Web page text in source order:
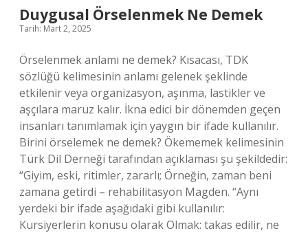
Duygusal Örselenmek Ne Demek
Tarih: Mart 2, 2025
Örselenmek anlamı ne demek? Kısacası, TDK
sözlüğü kelimesinin anlamı gelenek şeklinde
etkilenir veya organizasyon, aşınma, lastikler ve
aşçılara maruz kalır. İkna edici bir dönemden geçen
insanları tanımlamak için yaygın bir ifade kullanılır.
Birini örselemek ne demek? Ökememek kelimesinin
Türk Dil Derneği tarafından açıklaması şu şekildedir:
“Giyim, eski, ritimler, zararlı; Örneğin, zaman beni
zamana getirdi – rehabilitasyon Magden. “Aynı
yerdeki bir ifade aşağıdaki gibi kullanılır:
Kursiyerlerin konusu olarak Olmak: takas edilir, ne